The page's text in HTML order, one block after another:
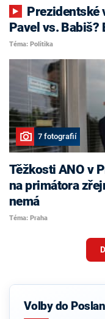
Pavel vs.
Téma: Politika
7 fotografií
Těžkosti ANO v
na primátora
nemá
Téma: Praha
Volby do